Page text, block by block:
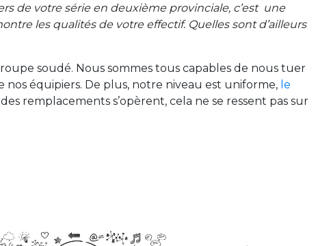
de votre série en deuxième provinciale, c’est une
les qualités de votre effectif. Quelles sont d’ailleurs
soudé. Nous sommes tous capables de nous tuer
équipiers. De plus, notre niveau est uniforme, le
remplacements s’opèrent, cela ne se ressent pas sur